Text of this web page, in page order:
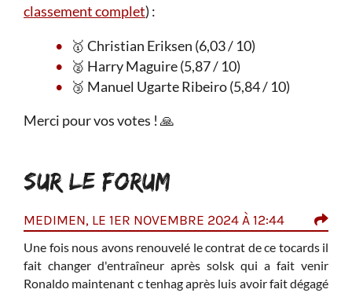
classement complet) :
🥇 Christian Eriksen (6,03 / 10)
🥈 Harry Maguire (5,87 / 10)
🥉 Manuel Ugarte Ribeiro (5,84 / 10)
Merci pour vos votes ! 🙏
SUR LE FORUM
MEDIMEN, LE 1ER NOVEMBRE 2024 À 12:44
Une fois nous avons renouvelé le contrat de ce tocards il
fait changer d'entraîneur après solsk qui a fait venir
Ronaldo maintenant c tenhag après luis avoir fait dégagé